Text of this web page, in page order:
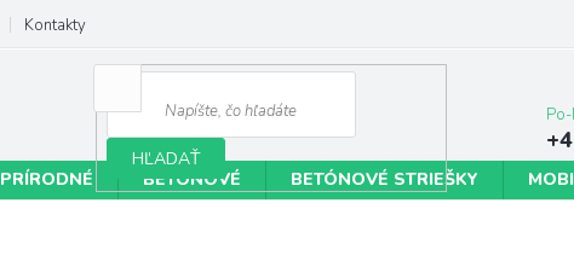
Kontakty
HĽADAŤ
PRÍRODNÉ BETÓNOVÉ BETÓNOVÉ STRIEŠKY